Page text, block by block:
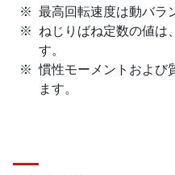
最高回転速度は動バラ
ねじりばね定数の値は
す。
慣性モーメントおよび
ます。